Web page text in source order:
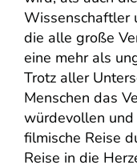
Wissenschaftler
die alle große
eine mehr als
Trotz aller
Menschen das
würdevollen
filmische Reise
Reise in die